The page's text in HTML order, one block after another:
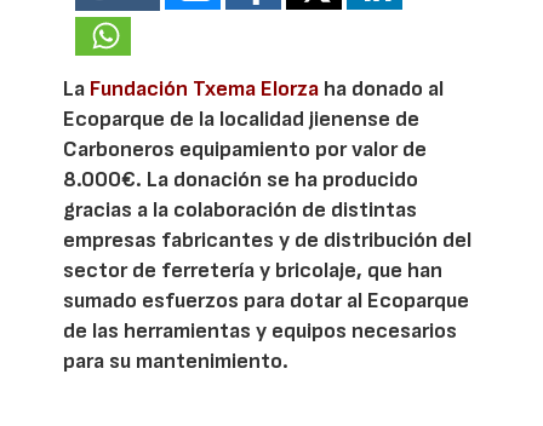
La Fundación Txema Elorza ha donado al
Ecoparque de la localidad jienense de
Carboneros equipamiento por valor de
8.000€. La donación se ha producido
gracias a la colaboración de distintas
empresas fabricantes y de distribución del
sector de ferretería y bricolaje, que han
sumado esfuerzos para dotar al Ecoparque
de las herramientas y equipos necesarios
para su mantenimiento.